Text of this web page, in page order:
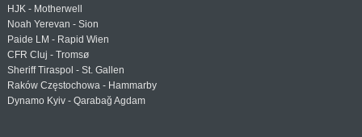
HJK - Motherwell
Noah Yerevan - Sion
Paide LM - Rapid Wien
CFR Cluj - Tromsø
Sheriff Tiraspol - St. Gallen
Raków Częstochowa - Hammarby
Dynamo Kyiv - Qarabağ Agdam